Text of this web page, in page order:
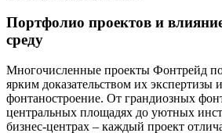
Портфолио проектов и
среду
Многочисленные проекты Фонтрейд
ярким доказательством их экспертизы
фонтаностроение. От грандиозных
центральных площадях до уютных
бизнес-центрах – каждый проект